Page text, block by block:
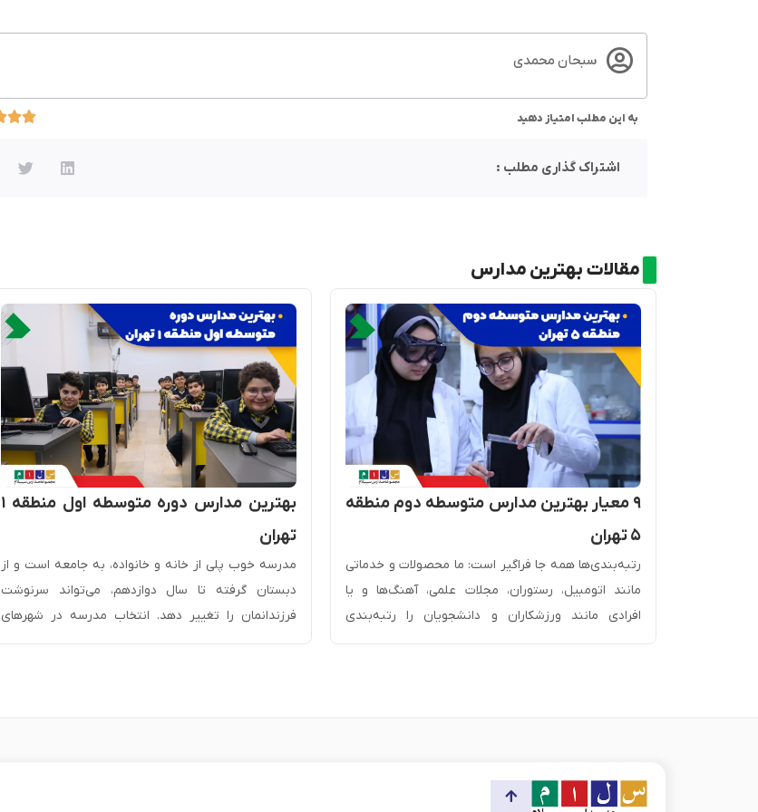
سبحان محمدی
به این مطلب امتیاز دهید
اشتراک گذاری مطلب :
مقالات بهترین مدارس
۹ معیار بهترین مدارس متوسطه دوم منطقه
۵ تهران
رتبه­‌بندی‌ها همه جا فراگیر است: ما محصولات و خدماتی
مانند اتومبیل، رستوران، مجلات علمی، آهنگ‌ها و یا
افرادی مانند ورزشکاران و دانشجویان را رتبه­‌بندی
می‌کنیم. ارزیابی موسسات آموزشی و مدارس نیز از
بهترین مدارس دوره متوسطه اول منطقه ۱
تهران
مدرسه خوب پلی از خانه و خانواده، به جامعه است و از
دبستان گرفته تا سال دوازدهم، می‌تواند سرنوشت
فرزندانمان را تغییر دهد. انتخاب مدرسه در شهرهای
بزرگ مثل تهران سخت‌تر است بنابراین شاید بهتر باشد